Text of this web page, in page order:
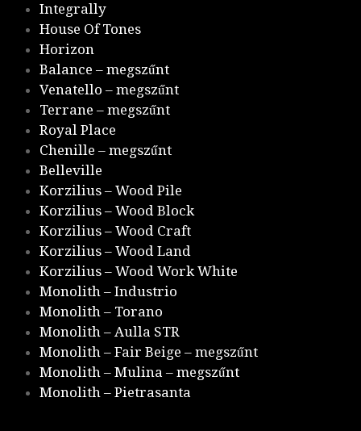
Integrally
House Of Tones
Horizon
Balance – megszűnt
Venatello – megszűnt
Terrane – megszűnt
Royal Place
Chenille – megszűnt
Belleville
Korzilius – Wood Pile
Korzilius – Wood Block
Korzilius – Wood Craft
Korzilius – Wood Land
Korzilius – Wood Work White
Monolith – Industrio
Monolith – Torano
Monolith – Aulla STR
Monolith – Fair Beige – megszűnt
Monolith – Mulina – megszűnt
Monolith – Pietrasanta